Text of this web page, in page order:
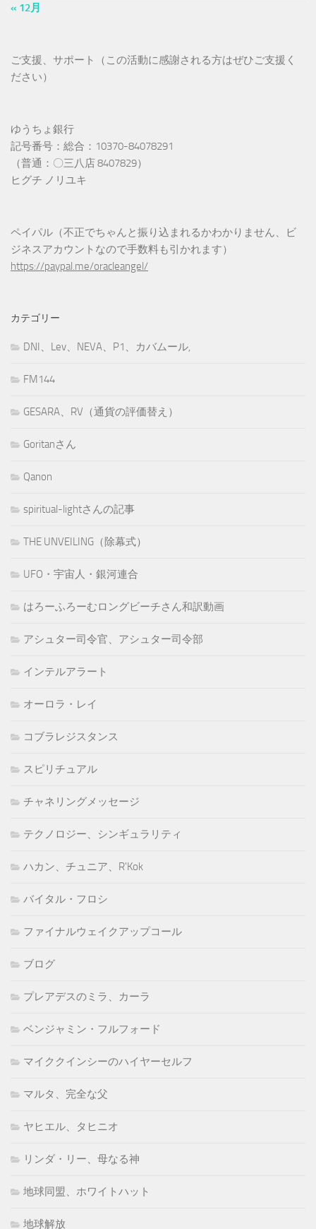
« 12月
ご支援、サポート（この活動に感謝される方はぜひご支援く
ださい）
ゆうちょ銀行
記号番号：総合：10370-84078291
（普通：〇三八店 8407829）
ヒグチ ノリユキ
ペイパル（不正でちゃんと振り込まれるかわかりません、ビ
ジネスアカウントなので手数料も引かれます）
https://paypal.me/oracleangel/
カテゴリー
DNI、Lev、NEVA、P1、カバムール,
FM144
GESARA、RV（通貨の評価替え）
Goritanさん
Qanon
spiritual-lightさんの記事
THE UNVEILING（除幕式）
UFO・宇宙人・銀河連合
はろーふろーむロングビーチさん和訳動画
アシュター司令官、アシュター司令部
インテルアラート
オーロラ・レイ
コブラレジスタンス
スピリチュアル
チャネリングメッセージ
テクノロジー、シンギュラリティ
ハカン、チュニア、R'Kok
バイタル・フロシ
ファイナルウェイクアップコール
ブログ
プレアデスのミラ、カーラ
ベンジャミン・フルフォード
マイククインシーのハイヤーセルフ
マルタ、完全な父
ヤヒエル、タヒニオ
リンダ・リー、母なる神
地球同盟、ホワイトハット
地球解放